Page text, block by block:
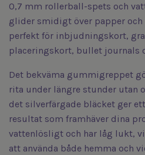
0,7 mm rollerball-spets och
glider smidigt över papper
perfekt för inbjudningskort,
placeringskort, bullet journals
Det bekväma gummigreppet
rita under längre stunder utan
det silverfärgade bläcket ger
resultat som framhäver dina
vattenlösligt och har låg lukt,
att använda både hemma och